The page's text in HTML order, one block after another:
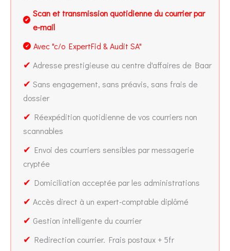
✔
Scan et transmission quotidienne du courrier par
e-mail
✔ Avec "c/o ExpertFid & Audit SA"
✔ Adresse prestigieuse au centre d'affaires de Baar
✔ Sans engagement, sans préavis, sans frais de
dossier
✔ Réexpédition quotidienne de vos courriers non
scannables
✔ Envoi des courriers sensibles par messagerie
cryptée
✔ Domiciliation acceptée par les administrations
✔ Accès direct à un expert-comptable diplômé
✔ Gestion intelligente du courrier
✔ Redirection courrier. Frais postaux + 5fr